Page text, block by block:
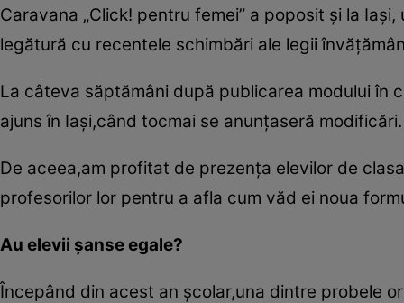
Caravana „Click! pentru femei” a poposit şi la
legătură cu recentele schimbări ale legii
La câteva săptămâni după publicarea modului în
ajuns în Iaşi,când tocmai se anunţaseră modificări.
De aceea,am profitat de prezenţa elevilor de
profesorilor lor pentru a afla cum văd ei noua
Au elevii şanse egale?
Începând din acest an şcolar,una dintre probele